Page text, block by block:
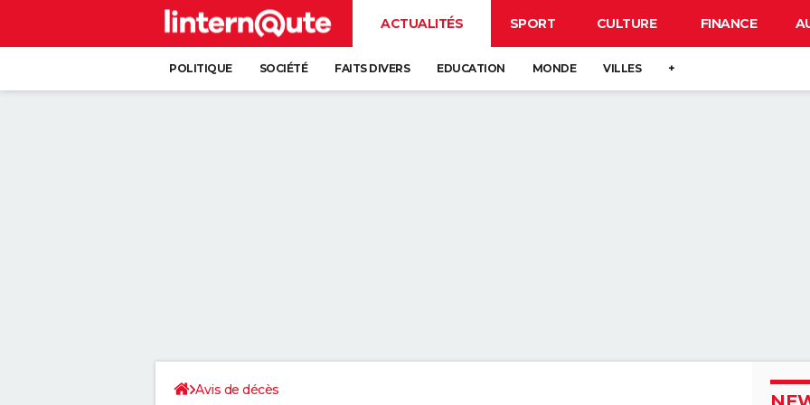
ACTUALITÉS SPORT CULTURE FINANCE
POLITIQUE SOCIÉTÉ FAITS DIVERS EDUCATION MONDE VILLES +
Avis de décès